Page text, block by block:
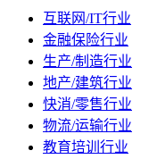
互联网/IT行业
金融保险行业
生产/制造行业
地产/建筑行业
快消/零售行业
物流/运输行业
教育培训行业